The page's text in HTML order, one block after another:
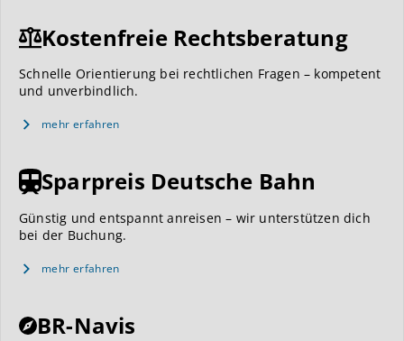
Kostenfreie Rechtsberatung
Schnelle Orientierung bei rechtlichen Fragen – kompetent
und unverbindlich.
mehr erfahren
Sparpreis Deutsche Bahn
Günstig und entspannt anreisen – wir unterstützen dich
bei der Buchung.
mehr erfahren
BR-Navis